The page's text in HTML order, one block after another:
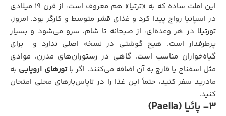
این املت ساده که به «ترتیا» هم معروف است، از قرن ۱۹ میلادی
در اسپانیا رواج پیدا کرد و غذای قشر متوسط و کارگر بود. امروز،
تورتیلا در هر وعده‌ای، از صبحانه تا شام، سرو می‌شود و بسیار
پرطرفدار است. هیچ گوشتی در نسخه اصلی ندارد و برای
گیاه‌خواران مناسب است. گاهی در رستوران‌های مدرن، موادی
مثل اسفناج یا قارچ به آن اضافه می‌کنند. اگر باتورهای اروپایی به
مادرید سفر کنید، حتماً این غذا را در تاپاس‌بارهای محلی امتحان
کنید.
3- پائیا (Paella)